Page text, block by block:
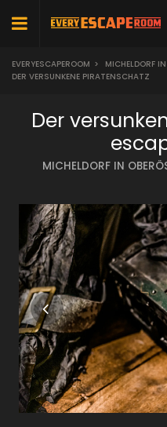
EVERYESCAPEROOM > MICHELDORF
DER VERSUNKENE PIRATENSCHATZ
Der
MICHELDORF IN